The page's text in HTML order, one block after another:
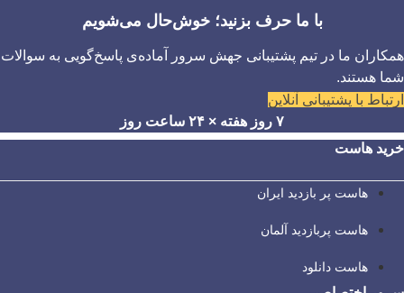
با ما حرف بزنید؛ خوش‌حال می‌شویم
همکاران ما در تیم پشتیبانی جهش سرور آماده‌ی پاسخ‌گویی به سوالات
شما هستند.
ارتباط با پشتیبانی آنلاین
۷ روز هفته × ۲۴ ساعت روز
خرید هاست
هاست پر بازدید ایران
هاست پربازدید آلمان
هاست دانلود